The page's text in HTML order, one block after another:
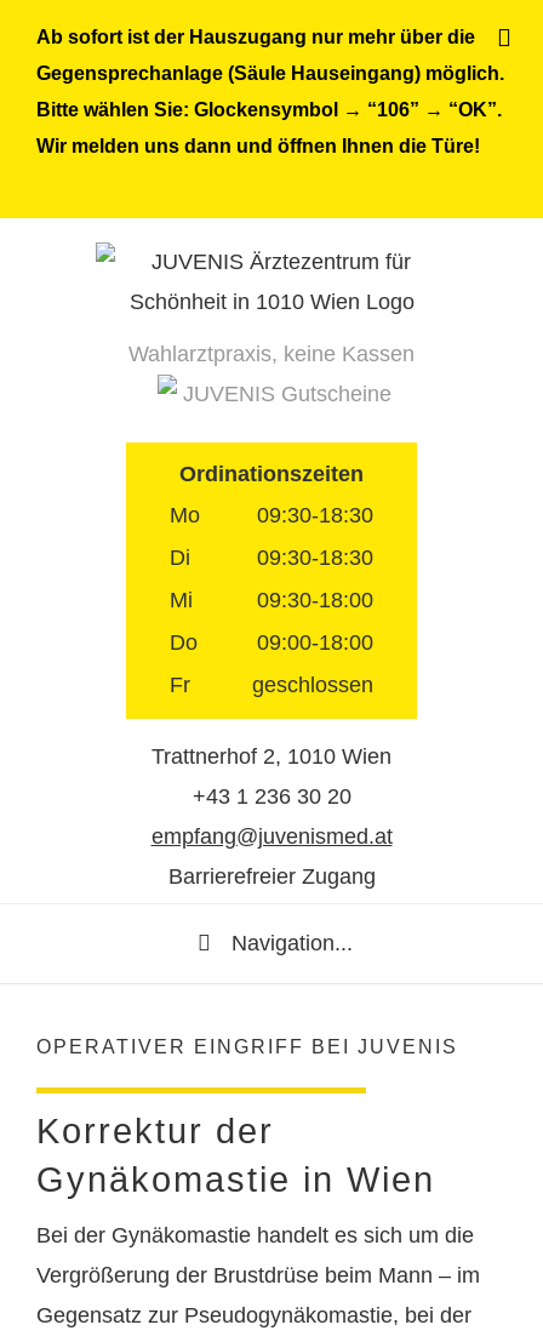
content
Ordinationszeiten
Mo
09:30-18:30
Di
09:30-18:30
Mi
09:30-18:00
Do
09:00-18:00
Fr
geschlossen
Trattnerhof 2, 1010 Wien
+43 1 236 30 20
empfang@juvenismed.at
Barrierefreier Zugang
Wahlarztpraxis, keine Kassen
JUVENIS Gutscheine
Navigation...
OPERATIVER EINGRIFF BEI JUVENIS
Korrektur der
Gynäkomastie in Wien
Bei der Gynäkomastie handelt es sich um die
Vergrößerung der Brustdrüse beim Mann – im
Gegensatz zur Pseudogynäkomastie, bei der
Ab sofort ist der Hauszugang nur mehr über die
Gegensprechanlage (Säule Hauseingang) möglich.
Bitte wählen Sie: Glockensymbol → “106” → “OK”.
Wir melden uns dann und öffnen Ihnen die Türe!